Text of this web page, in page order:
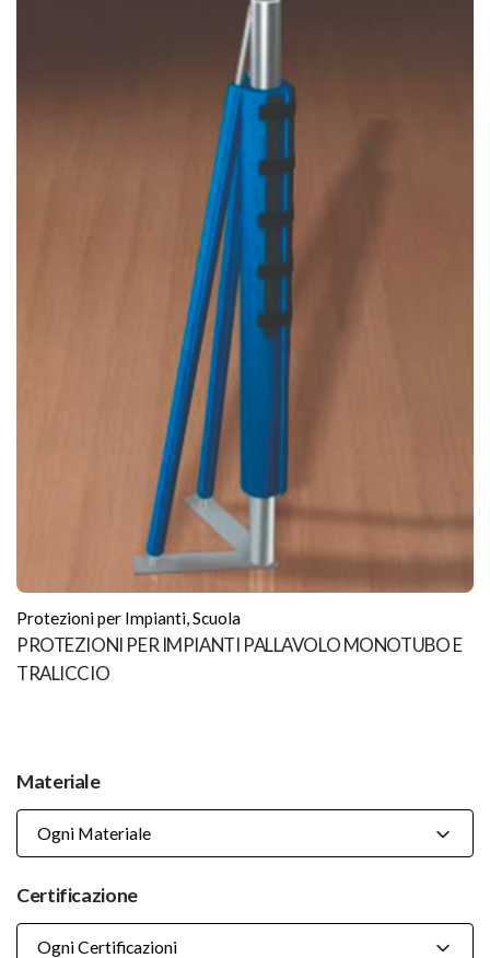
Protezioni per Impianti,Scuola
PROTEZIONI PER IMPIANTI PALLAVOLO MONOTUBO E
TRALICCIO
Materiale
Ogni Materiale
Certificazione
Ogni Certificazioni